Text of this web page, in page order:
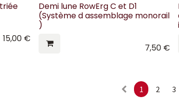
15,00 €
Demi lune RowErg C et D1
(Système d assemblage monorail
)
7,50€
1 2 3